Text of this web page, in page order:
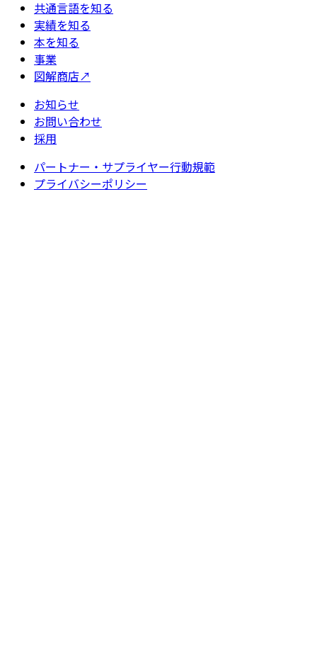
共通言語を知る
実績を知る
本を知る
事業
図解商店↗
お知らせ
お問い合わせ
採用
パートナー・サプライヤー行動規範
プライバシーポリシー